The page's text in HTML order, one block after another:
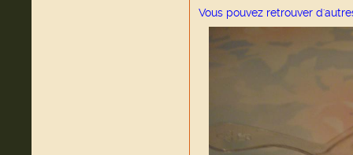
Vous pouvez retrouver